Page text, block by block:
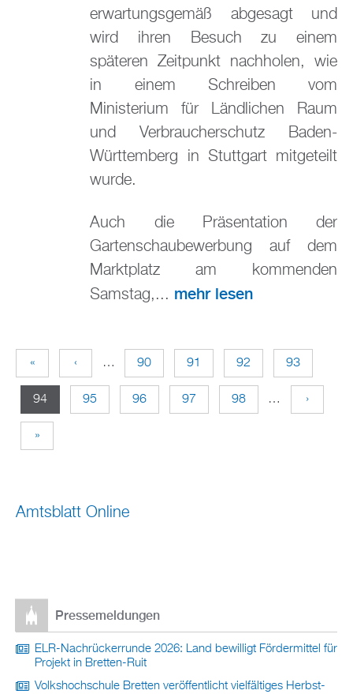
erwartungsgemäß abgesagt und
wird ihren Besuch zu einem
späteren Zeitpunkt nachholen, wie
in einem Schreiben vom
Ministerium für Ländlichen Raum
und Verbraucherschutz Baden-
Württemberg in Stuttgart mitgeteilt
wurde.
Auch die Präsentation der
Gartenschaubewerbung auf dem
Marktplatz am kommenden
Samstag,... mehr lesen
e
« ‹ … 90 91 92 93
94 95 96 97 98 … ›
»
Amtsblatt Online
Pressemeldungen
ELR-Nachrückerrunde 2026: Land bewilligt Fördermittel für
Projekt in Bretten-Ruit
Volkshochschule Bretten veröffentlicht vielfältiges Herbst-